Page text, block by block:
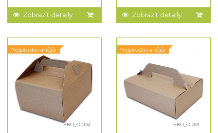
Zobrazit detaily Zobrazit detaily
Nejprodávanější
EKO_O 002
Nejprodávanější
EKO_O 001